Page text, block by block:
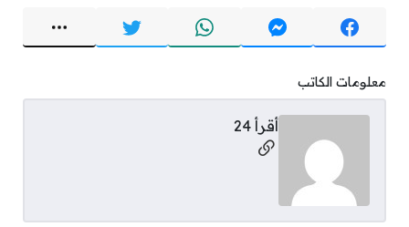
معلومات الكاتب
أقرأ 24
مواقع التواصل